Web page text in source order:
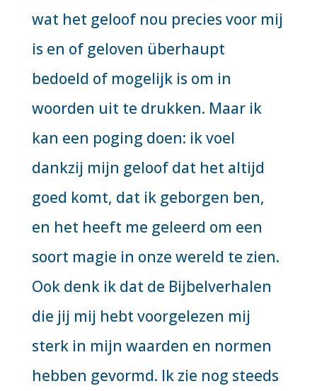
wat het geloof nou precies voor mij
is en of geloven überhaupt
bedoeld of mogelijk is om in
woorden uit te drukken. Maar ik
kan een poging doen: ik voel
dankzij mijn geloof dat het altijd
goed komt, dat ik geborgen ben,
en het heeft me geleerd om een
soort magie in onze wereld te zien.
Ook denk ik dat de Bijbelverhalen
die jij mij hebt voorgelezen mij
sterk in mijn waarden en normen
hebben gevormd. Ik zie nog steeds